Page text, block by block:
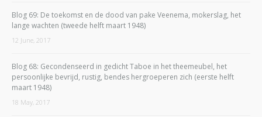
Blog 69: De toekomst en de dood van pake Veenema, mokerslag, het
lange wachten (tweede helft maart 1948)
12 June, 2017
Blog 68: Gecondenseerd in gedicht Taboe in het theemeubel, het
persoonlijke bevrijd, rustig, bendes hergroeperen zich (eerste helft
maart 1948)
18 May, 2017